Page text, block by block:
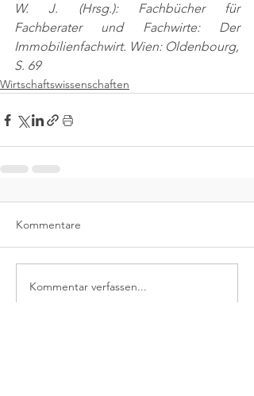
W. J. (Hrsg.): Fachbücher für
Fachberater und Fachwirte: Der
Immobilienfachwirt. Wien: Oldenbourg,
S. 69
Wirtschaftswissenschaften
Kommentare
Kommentar verfassen...